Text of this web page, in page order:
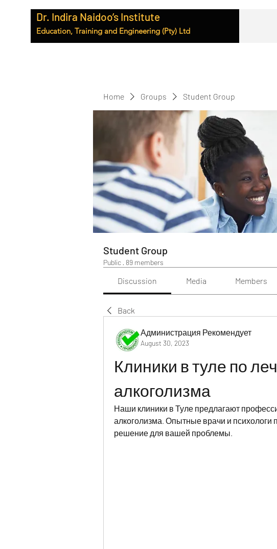
Dr. Indira Naidoo’s Institute
Education, Training and Engineering (Pty) Ltd
Home Groups Student Group
Student Group
Public · 89 members
Discussion Media Members
Back
Администрация Рекомендует
August 30, 2023
Клиники в туле по
алкоголизма
Наши клиники в Туле предлагают
алкоголизма. Опытные врачи и психологи
решение для вашей проблемы.